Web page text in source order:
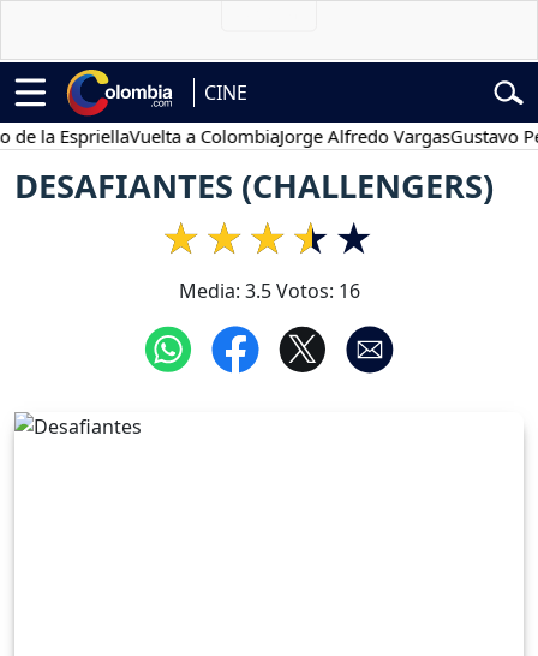
CINE
EspriellaVuelta a ColombiaJorge Alfredo VargasGustavo Petro
DESAFIANTES (CHALLENGERS)
Media: 3.5Votos: 16